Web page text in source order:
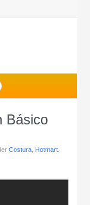
Básico
Costura Hotmart